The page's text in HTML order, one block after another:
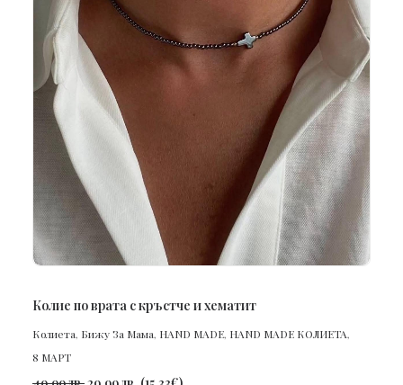
ПОРЪЧАЙ
Колие по врата с кръстче и хематит
Колиета, Бижу За Мама, HAND MADE, HAND MADE КОЛИЕТА,
8 МАРТ